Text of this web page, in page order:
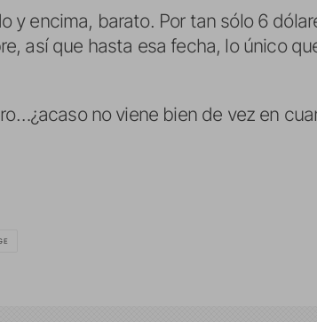
y encima, barato. Por tan sólo 6
así que hasta esa fecha, lo único
no viene bien de vez en